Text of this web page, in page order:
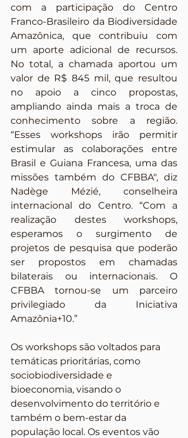
com a participação do Centro
Franco-Brasileiro da Biodiversidade
Amazônica, que contribuiu com
um aporte adicional de recursos.
No total, a chamada aportou um
valor de R$ 845 mil, que resultou
no apoio a cinco propostas,
ampliando ainda mais a troca de
conhecimento sobre a região.
“Esses workshops irão permitir
estimular as colaborações entre
Brasil e Guiana Francesa, uma das
missões também do CFBBA", diz
Nadège Mézié, conselheira
internacional do Centro. “Com a
realização destes workshops,
esperamos o surgimento de
projetos de pesquisa que poderão
ser propostos em chamadas
bilaterais ou internacionais. O
CFBBA tornou-se um parceiro
privilegiado da Iniciativa
Amazônia+10.”
Os workshops são voltados para
temáticas prioritárias, como
sociobiodiversidade e
bioeconomia, visando o
desenvolvimento do território e
também o bem-estar da
população local. Os eventos vão